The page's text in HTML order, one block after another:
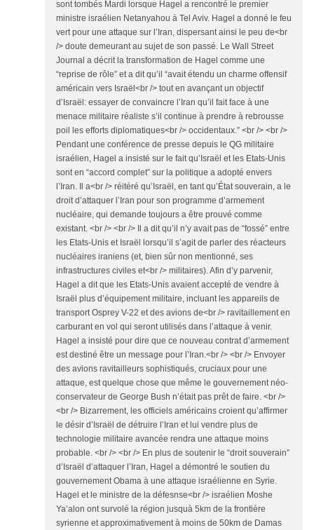
sont tombés Mardi lorsque Hagel a rencontré le premier
ministre israélien Netanyahou à Tel Aviv. Hagel a donné le feu
vert pour une attaque sur l’Iran, dispersant ainsi le peu de<br
/> doute demeurant au sujet de son passé. Le Wall Street
Journal a décrit la transformation de Hagel comme une
“reprise de rôle” et a dit qu’il “avait étendu un charme offensif
américain vers Israël<br /> tout en avançant un objectif
d’Israël: essayer de convaincre l’Iran qu’il fait face à une
menace militaire réaliste s’il continue à prendre à rebrousse
poil les efforts diplomatiques<br /> occidentaux.” <br /> <br />
Pendant une conférence de presse depuis le QG militaire
israélien, Hagel a insisté sur le fait qu’Israël et les Etats-Unis
sont en “accord complet” sur la politique a adopté envers
l’Iran. Il a<br /> réitéré qu’Israël, en tant qu’État souverain, a le
droit d’attaquer l’Iran pour son programme d’armement
nucléaire, qui demande toujours a être prouvé comme
existant. <br /> <br /> Il a dit qu’il n’y avait pas de “fossé” entre
les Etats-Unis et Israël lorsqu’il s’agit de parler des réacteurs
nucléaires iraniens (et, bien sûr non mentionné, ses
infrastructures civiles et<br /> militaires). Afin d’y parvenir,
Hagel a dit que les Etats-Unis avaient accepté de vendre à
Israël plus d’équipement militaire, incluant les appareils de
transport Osprey V-22 et des avions de<br /> ravitaillement en
carburant en vol qui seront utilisés dans l’attaque à venir.
Hagel a insisté pour dire que ce nouveau contrat d’armement
est destiné être un message pour l’Iran.<br /> <br /> Envoyer
des avions ravitailleurs sophistiqués, cruciaux pour une
attaque, est quelque chose que même le gouvernement néo-
conservateur de George Bush n’était pas prêt de faire. <br />
<br /> Bizarrement, les officiels américains croient qu’affirmer
le désir d’Israël de détruire l’Iran et lui vendre plus de
technologie militaire avancée rendra une attaque moins
probable. <br /> <br /> En plus de soutenir le “droit souverain”
d’Israël d’attaquer l’Iran, Hagel a démontré le soutien du
gouvernement Obama à une attaque israélienne en Syrie.
Hagel et le ministre de la défesnse<br /> israélien Moshe
Ya’alon ont survolé la région jusquà 5km de la frontière
syrienne et approximativement à moins de 50km de Damas